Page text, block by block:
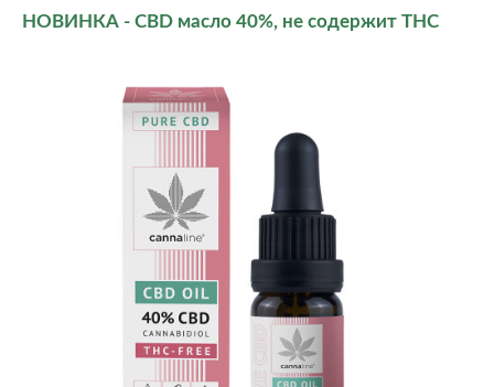
НОВИНКА - CBD масло 40%, не содержит THC